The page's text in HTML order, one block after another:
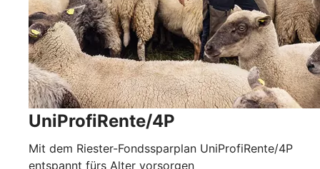
UniProfiRente/4P
Mit dem Riester-Fondssparplan UniProfiRente/4P
entspannt fürs Alter vorsorgen